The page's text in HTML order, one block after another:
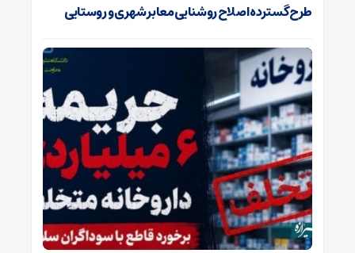
طرح گسترده اصلاح روشنایی معابر شهری و روستایی